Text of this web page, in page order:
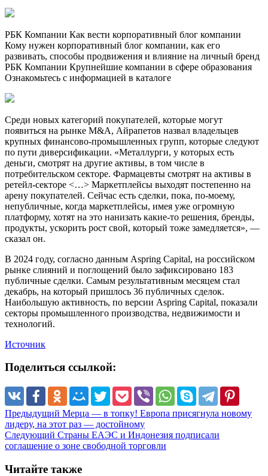
РБК Компании Как вести корпоративный блог компании
Кому нужен корпоративный блог компании, как его
развивать, способы продвижения и влияние на личный бренд
РБК Компании Крупнейшие компании в сфере образования
Ознакомьтесь с информацией в каталоге
Среди новых категорий покупателей, которые могут
появиться на рынке M&A, Айрапетов назвал владельцев
крупных финансово-промышленных групп, которые следуют
по пути диверсификации. «Металлурги, у которых есть
деньги, смотрят на другие активы, в том числе в
потребительском секторе. Фармацевты смотрят на активы в
ретейл-секторе <…> Маркетплейсы выходят постепенно на
арену покупателей. Сейчас есть сделки, пока, по-моему,
непубличные, когда маркетплейсы, имея уже огромную
платформу, хотят на это нанизать какие-то решения, бренды,
продукты, ускорить рост свой, который тоже замедляется», —
сказал он.
В 2024 году, согласно данным Aspring Capital, на российском
рынке слияний и поглощений было зафиксировано 183
публичные сделки. Самым результативным месяцем стал
декабрь, на который пришлось 36 публичных сделок.
Наибольшую активность, по версии Aspring Capital, показали
секторы промышленного производства, недвижимости и
технологий.
Источник
Поделиться ссылкой:
Предыдущий Мерца — в топку! Европа присягнула новому
лидеру, на этот раз — достойному
Следующий Страны ЕАЭС и Индонезия подписали
соглашение о зоне свободной торговли
Читайте также